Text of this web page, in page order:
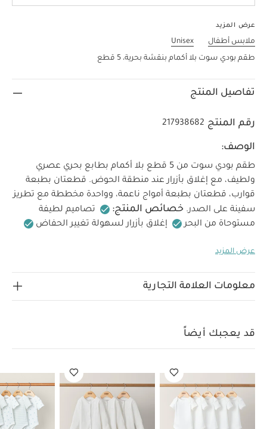
عرض المزيد
ملابس أطفال
Unisex
طقم بودي سوت بلا أكمام بنقشة بحرية، 5 قطع
تفاصيل المنتج
رقم المنتج 217938682
الوصف:
طقم بودي سوت من 5 قطع بلا أكمام بطابع بحري عصري
ولطيف، مع إغلاق بأزرار عند منطقة الحوض. قطعتان بطبعة
قوارب، قطعتان بطبعة أمواج ناعمة، وواحدة مخططة مع تطريز
سفينة على الصدر. خصائص المنتج:
تصاميم لطيفة
مستوحاة من البحر
إغلاق بأزرار لسهولة تغيير الحفاض
العناية والتنظيف:
تنظف جاف
تنظف الألوان الداكنة منفصلة
كي من الداخل
طقم لباس قطعة واحدة بنقشة سلاحف وأكمام
قصيرة بلون أزرق - 5 قطع
عرض المزيد
معلومات العلامة التجارية
قد يعجبك أيضاً